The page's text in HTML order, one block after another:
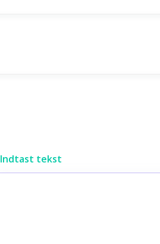
Indtast tekst